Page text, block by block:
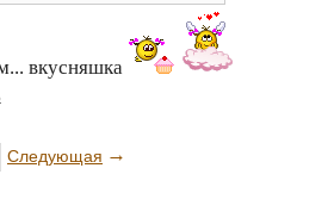
вкусняшка
Следующая →